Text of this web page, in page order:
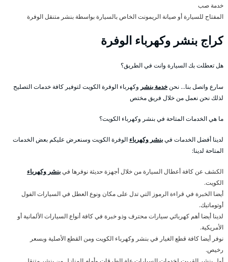
خدمة صب
المفتاح للسيارة أو صيانة الريمونت الخاص بالسيارة بواسطة بنشر متنقل الوفرة
كراج بنشر وكهرباء الوفرة
هل تعطلت بك السيارة وانت في الطريق؟
سارع واتصل بنا… نحنخدمة بنشر وكهرباء الوفرة الكويت لتوفير كافة خدمات التصليح
لذلك نحن نعمل من خلال فريق مختص
ما هي الخدمات المتاحة في بنشر وكهرباء الكويت؟
لدينا أفضل الخدمات فيبنشر وكهرباء الوفرة الكويت وسنعرض عليكم بعض الخدمات
المتاحة لدينا:
الكشف عن كافة أعطال السيارة من خلال أجهزة حديثة نوفرها فيبنشر وكهرباء
الكويت.
أيضا الخبرة في قراءة الرموز التي تدل على مكان ونوع العطل في السيارات الفول
أوتوماتيك.
لدينا أيضا أهم كهربائي سيارات محترف وذو خبرة في كافة أنواع السيارات الألمانية أو
الأمريكية.
نوفر أيضا كافة قطع الغيار في بنشر وكهرباء الكويت ومن القطع الأصلية وبسعر
رخيص.